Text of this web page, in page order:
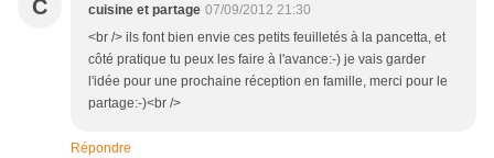
C cuisine et partage 07/09/2012 21:30
<br /> ils font bien envie ces petits feuilletés à la pancetta, et
côté pratique tu peux les faire à l'avance:-) je vais garder
l'idée pour une prochaine réception en famille, merci pour le
partage:-)<br />
Répondre